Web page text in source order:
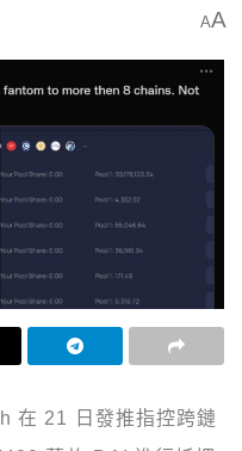
AA
在 21 日發推指控跨鏈